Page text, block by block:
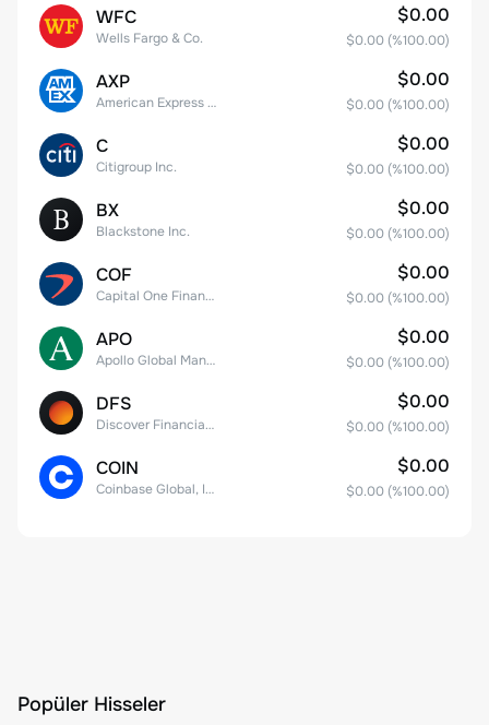
WFC
Wells Fargo & Co.
$0.00
$0.00 (%100.00)
AXP
American Express Company
$0.00
$0.00 (%100.00)
C
Citigroup Inc.
$0.00
$0.00 (%100.00)
BX
Blackstone Inc.
$0.00
$0.00 (%100.00)
COF
Capital One Financial
$0.00
$0.00 (%100.00)
APO
Apollo Global Management, Inc.
$0.00
$0.00 (%100.00)
DFS
Discover Financial Services
$0.00
$0.00 (%100.00)
COIN
Coinbase Global, Inc. Class A Common Stock
$0.00
$0.00 (%100.00)
Popüler Hisseler